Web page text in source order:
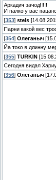
Аркадич зачод!!!!!
И палко у вас
[353] stels
Парни какой вес
[354] Олеганыч
Йа токо в длинну
[355] TURKIN
Сегодня видал
[356] Олеганыч